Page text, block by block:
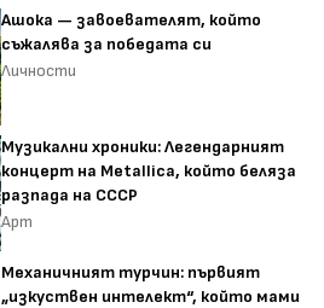
Ашока — завоевателят, който
съжалява за победата си
Личности
Музикални хроники: Легендарният
концерт на Metallica, който беляза
разпада на СССР
Арт
Механичният турчин: първият
„изкуствен интелект“, който мами